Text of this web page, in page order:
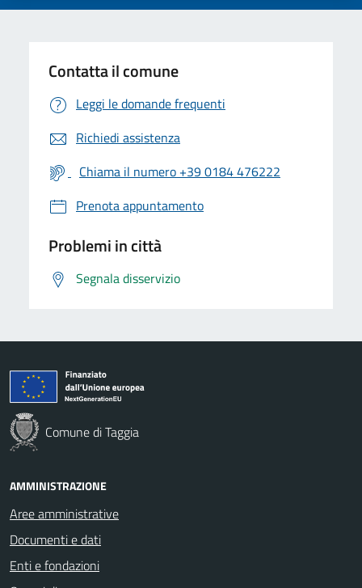
Contatta il comune
Leggi le domande frequenti
Richiedi assistenza
Chiama il numero +39 0184 476222
Prenota appuntamento
Problemi in città
Segnala disservizio
Comune di Taggia
AMMINISTRAZIONE
Aree amministrative
Documenti e dati
Enti e fondazioni